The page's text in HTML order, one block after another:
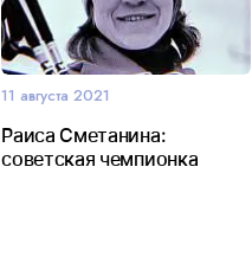
11 августа 2021
Раиса Сметанина:
советская чемпионка